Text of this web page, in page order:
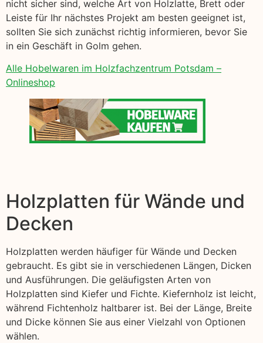
nicht sicher sind, welche Art von Holzlatte, Brett oder
Leiste für Ihr nächstes Projekt am besten geeignet ist,
sollten Sie sich zunächst richtig informieren, bevor Sie
in ein Geschäft in Golm gehen.
Alle Hobelwaren im Holzfachzentrum Potsdam –
Onlineshop
Holzplatten für Wände und
Decken
Holzplatten werden häufiger für Wände und Decken
gebraucht. Es gibt sie in verschiedenen Längen, Dicken
und Ausführungen. Die geläufigsten Arten von
Holzplatten sind Kiefer und Fichte. Kiefernholz ist leicht,
während Fichtenholz haltbarer ist. Bei der Länge, Breite
und Dicke können Sie aus einer Vielzahl von Optionen
wählen.